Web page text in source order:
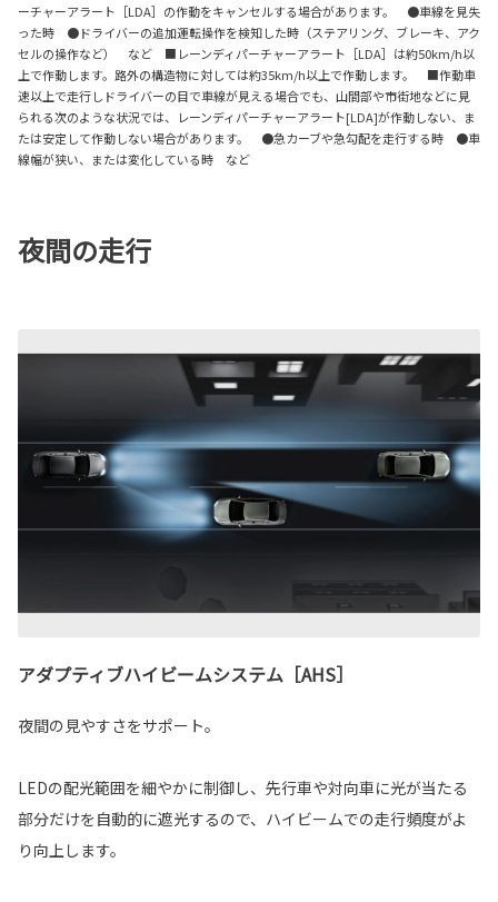
ーチャーアラート［LDA］の作動をキャンセルする場合があります。 ●車線を見失
った時 ●ドライバーの追加運転操作を検知した時（ステアリング、ブレーキ、アク
セルの操作など） など ■レーンディパーチャーアラート［LDA］は約50km/h以
上で作動します。路外の構造物に対しては約35km/h以上で作動します。 ■作動車
速以上で走行しドライバーの目で車線が見える場合でも、山間部や市街地などに見
られる次のような状況では、レーンディパーチャーアラート[LDA]が作動しない、ま
たは安定して作動しない場合があります。 ●急カーブや急勾配を走行する時 ●車
線幅が狭い、または変化している時 など
夜間の走行
アダプティブハイビームシステム［AHS］
夜間の見やすさをサポート。
LEDの配光範囲を細やかに制御し、先行車や対向車に光が当たる
部分だけを自動的に遮光するので、ハイビームでの走行頻度がよ
り向上します。